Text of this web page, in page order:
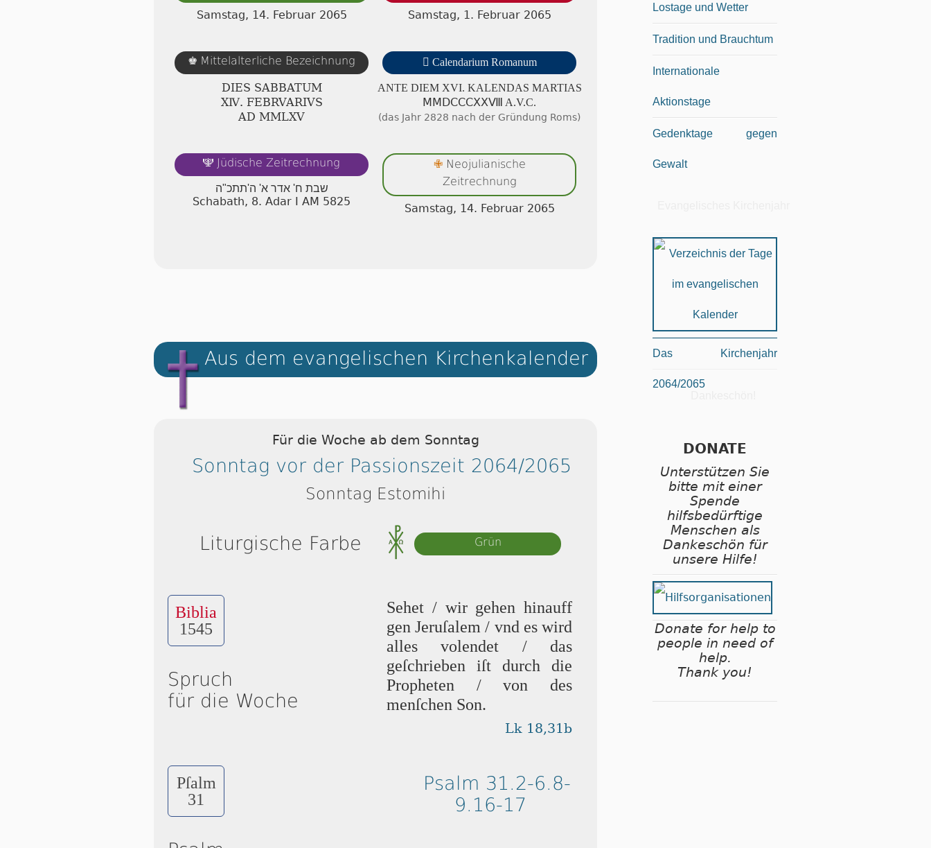
Samstag, 14. Februar 2065
Samstag, 1. Februar 2065
♚ Mittelalterliche Bezeichnung
DIES SABBATUM
ⅩⅣ. FEBRVARIVS
AD ⅯⅯⅬⅩⅤ
 Calendarium Romanum
ANTE DIEM XVI. KA­LEN­DAS MAR­TI­AS
ⅯⅯⅮⅭⅭⅭⅩⅩⅧ A.V.C.
(das Jahr 2828 nach der Gründung Roms)
🕎 Jüdische Zeitrechnung
שבת ח' אדר א' ה'תתכ"ה
Schabath, 8. Adar I AM 5825
✙Neojulianische
Zeitrechnung
Samstag, 14. Februar 2065
Aus dem evangelischen Kirchenkalender
Für die Woche ab dem Sonntag
Sonntag vor der Passionszeit 2064/2065
Sonntag Estomihi
Liturgische Farbe Grün
Biblia
1545
Spruch
für die Woche
Sehet / wir gehen hinauff
gen Je­ru­ſa­lem / vnd es wird
alles vol­en­det / das
geſchrieben iſt durch die
Propheten / von des
menſchen Son.
Lk 18,31b
Pſalm
31
Psalm 31.2-6.8-
9.16-17
Lostage und Wetter
Tradition und Brauchtum
Internationale
Aktionstage
Gedenktage gegen
Gewalt
Das Kirchenjahr
2064/2065
DONATE
Unterstützen Sie
bitte mit einer
Spende
hilfsbedürftige
Menschen als
Dankeschön für
unsere Hilfe!
Donate for help to
people in need of
help.
Thank you!